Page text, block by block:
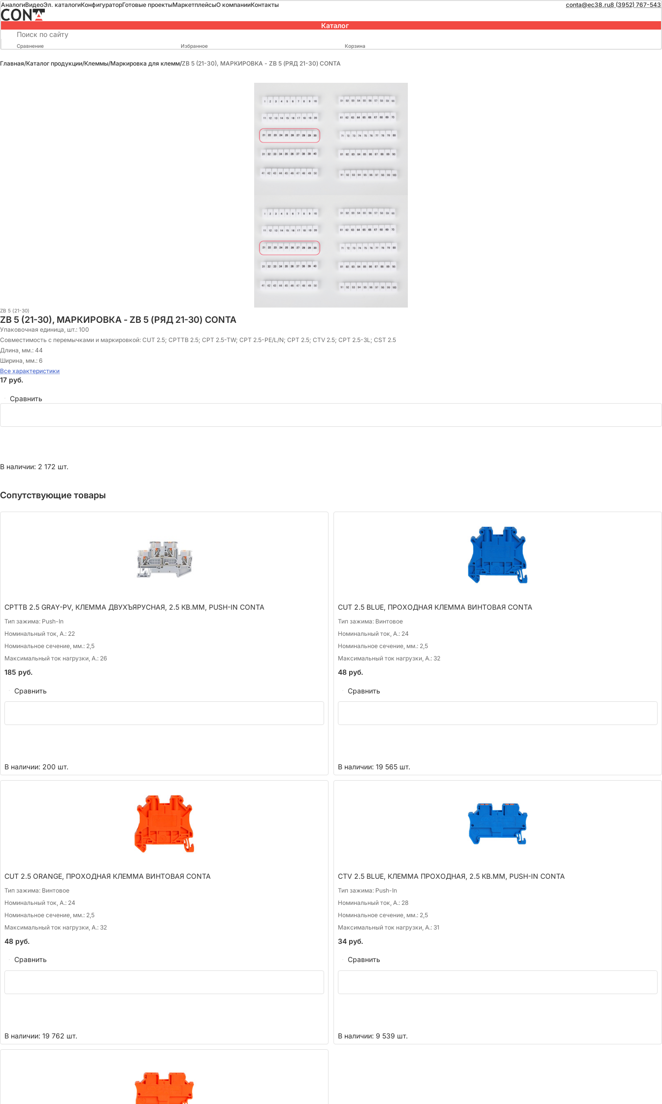
АналогиВидеоЭл. каталогиКонфигураторГотовые проектыМаркетплейсыО компанииКонтакты conta@ec38.ru8 (3952) 767-543
Каталог
Сравнение Избранное Корзина
Главная/Каталог продукции/Клеммы/Маркировка для клемм/ZB 5 (21-30), МАРКИРОВКА - ZB 5 (РЯД 21-30) CONTA
ZB 5 (21-30)
ZB 5 (21-30), МАРКИРОВКА - ZB 5 (РЯД 21-30) CONTA
Упаковочная единица, шт.: 100
Совместимость с перемычками и маркировкой: CUT 2.5; CPTTB 2.5; CPT 2.5-TW; CPT 2.5-PE/L/N; CPT 2.5; CTV 2.5; CPT 2.5-3L; CST 2.5
Длина, мм.: 44
Ширина, мм.: 6
Все характеристики
17 руб.
Сравнить
В наличии: 2 172 шт.
Сопутствующие товары
CPTTB 2.5 GRAY-PV, КЛЕММА ДВУХЪЯРУСНАЯ, 2.5 КВ.ММ, PUSH-IN CONTA
Тип зажима: Push-In
Номинальный ток, А.: 22
Номинальное сечение, мм.: 2,5
Максимальный ток нагрузки, А.: 26
185 руб.
Сравнить
В наличии: 200 шт.
CUT 2.5 BLUE, ПРОХОДНАЯ КЛЕММА ВИНТОВАЯ CONTA
Тип зажима: Винтовое
Номинальный ток, А.: 24
Номинальное сечение, мм.: 2,5
Максимальный ток нагрузки, А.: 32
48 руб.
Сравнить
В наличии: 19 565 шт.
CUT 2.5 ORANGE, ПРОХОДНАЯ КЛЕММА ВИНТОВАЯ CONTA
Тип зажима: Винтовое
Номинальный ток, А.: 24
Номинальное сечение, мм.: 2,5
Максимальный ток нагрузки, А.: 32
48 руб.
Сравнить
В наличии: 19 762 шт.
CTV 2.5 BLUE, КЛЕММА ПРОХОДНАЯ, 2.5 КВ.ММ, PUSH-IN CONTA
Тип зажима: Push-In
Номинальный ток, А.: 28
Номинальное сечение, мм.: 2,5
Максимальный ток нагрузки, А.: 31
34 руб.
Сравнить
В наличии: 9 539 шт.